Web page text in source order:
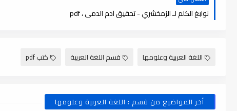
نوابغ الكلم لـ الزمخشري - تحقيق آدم الدمى ، pdf
اللغة العربية وعلومها قسم اللغة العربية كتب pdf
أخر المواضيع من قسم : اللغة العربية وعلومها